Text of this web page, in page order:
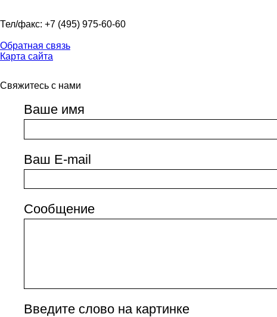
Тел/факс: +7 (495) 975-60-60
Обратная связь
Карта сайта
Свяжитесь с нами
Ваше имя
Ваш E-mail
Сообщение
Введите слово на картинке